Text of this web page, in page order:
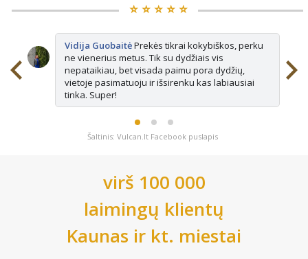
⭐️ ⭐️ ⭐️ ⭐️ ⭐️
Vidija GuobaitėPrekės tikrai kokybiškos, perku
ne vienerius metus. Tik su dydžiais vis
nepataikiau, bet visada paimu pora dydžių,
vietoje pasimatuoju ir išsirenku kas labiausiai
tinka. Super!
Šaltinis: Vulcan.lt Facebook puslapis
virš 100 000
laimingų klientų
Kaunas ir kt. miestai